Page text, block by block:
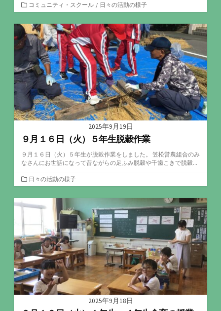
カ
テ
ゴ
リ
ー
コミュニティ・スクール / 日々の活動の様子
2025年9月19日
９月１６日（火）５年生脱穀作業
９月１６日（火）５年生が脱穀作業をしました。 笠松営農組合のみ
なさんにお世話になって昔ながらの足ふみ脱穀や千歯こきで脱穀...
カ
テ
ゴ
リ
日々の活動の様子
2025年9月18日